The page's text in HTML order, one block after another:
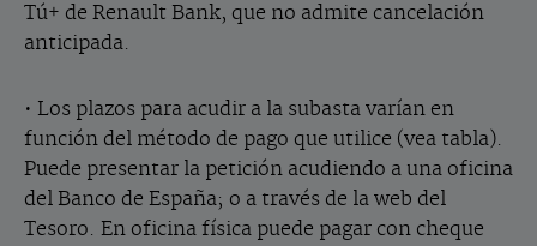
Tú+ de Renault Bank, que no admite cancelación
anticipada.
• Los plazos para acudir a la subasta varían en
función del método de pago que utilice (vea tabla).
Puede presentar la petición acudiendo a una oficina
del Banco de España; o a través de la web del
Tesoro. En oficina física puede pagar con cheque